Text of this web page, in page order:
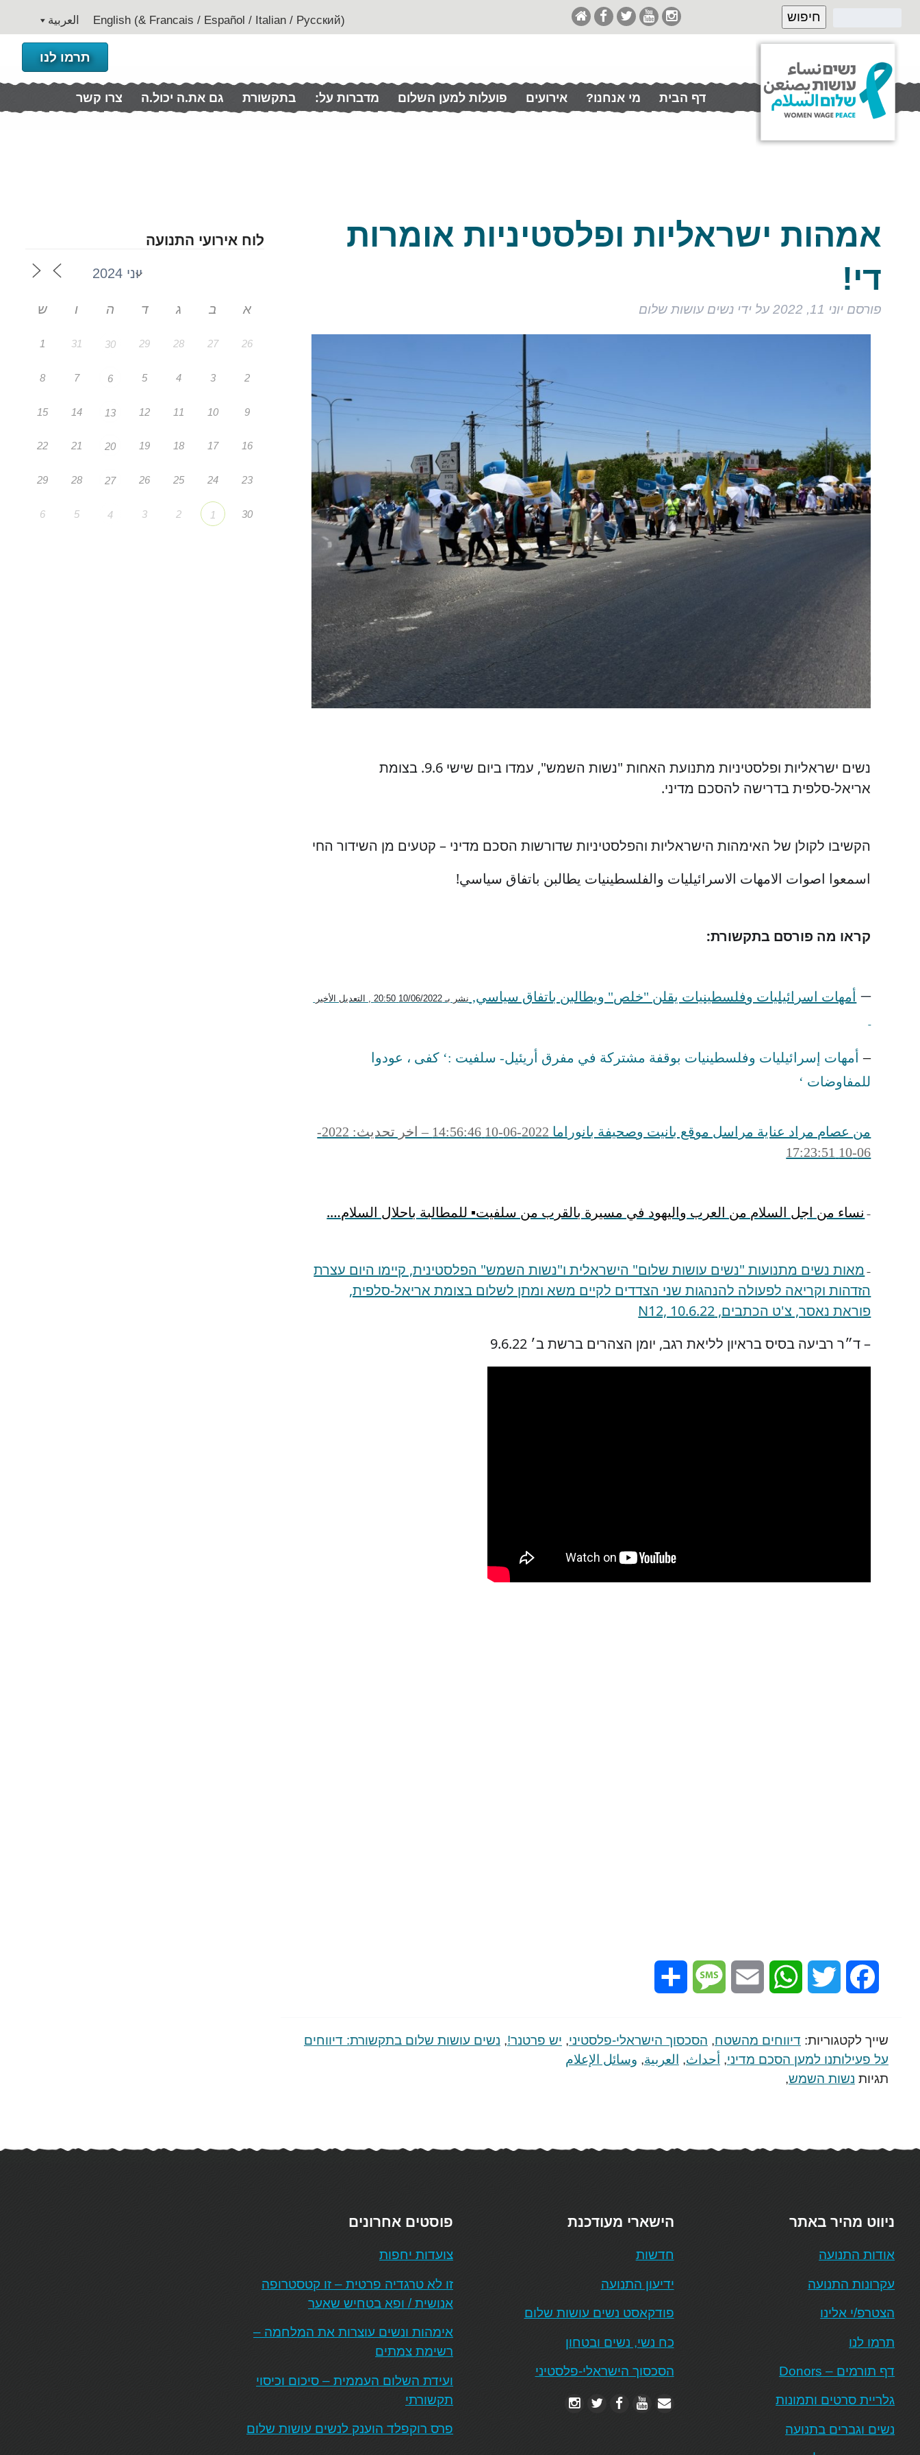
(English (& Francais / Español / Italian / Pусский العربية
תרמו לנו
דף הבית מי אנחנו? אירועים פועלות למען השלום מדברות על: בתקשורת גם את.ה יכול.ה צרו קשר
אמהות ישראליות ופלסטיניות אומרות
די!
פורסם יוני 11, 2022 על ידי נשים עושות שלום
נשים ישראליות ופלסטיניות מתנועת האחות "נשות השמש", עמדו ביום שישי 9.6. בצומת
אריאל-סלפית בדרישה להסכם מדיני.
הקשיבו לקולן של האימהות הישראליות והפלסטיניות שדורשות הסכם מדיני – קטעים מן השידור החי
اسمعوا اصوات الامهات الاسرائيليات والفلسطينيات يطالبن باتفاق سياسي!
קראו מה פורסם בתקשורת:
– أمهات اسرائيليات وفلسطينيات يقلن "خلص" ويطالبن باتفاق سياسي, نشر بـ 10/06/2022 20:50 , التعديل الأخير
– أمهات إسرائيليات وفلسطينيات بوقفة مشتركة في مفرق أريئيل- سلفيت :‘ كفى ، عودوا
للمفاوضات ‘
من عصام مراد عناية مراسل موقع بانيت وصحيفة بانوراما
2022-06-10 14:56:46 – اخر تحديث: 2022-
06-10 17:23:51
– نساء من اجل السلام من العرب واليهود في مسيرة بالقرب من سلفيت▪︎ للمطالبة باحلال السلام….
– מאות נשים מתנועות "נשים עושות שלום" הישראלית ו"נשות השמש" הפלסטינית, קיימו היום עצרת
הזדהות וקריאה לפעולה להנהגות שני הצדדים לקיים משא ומתן לשלום בצומת אריאל-סלפית,
פוראת נאסר, צ'ט הכתבים, N12, 10.6.22
– ד״ר רביעה בסיס בראיון לליאת רגב, יומן הצהרים ברשת ב׳ 9.6.22
Facebook
Twitter
WhatsApp
Email
Message
שייך לקטגוריות: דיווחים מהשטח, הסכסוך הישראלי-פלסטיני, יש פרטנר!, נשים עושות שלום בתקשורת: דיווחים
על פעילותנו למען הסכם מדיני, أحداث, العربية, وسائل اﻹعلام
תגיות נשות השמש,
לוח אירועי התנועה
א ב ג ד ה ו ש
26
27
28
29
30
31
1
2
3
4
5
6
7
8
9
10
11
12
13
14
15
16
17
18
19
20
21
22
23
24
25
26
27
28
29
30
1
2
3
4
5
6
ניווט מהיר באתר
אודות התנועה
עקרונות התנועה
הצטרפ/י אלינו
תרמו לנו
דף תורמים – Donors
גלריית סרטים ותמונות
נשים וגברים בתנועה
הישארי מעודכנת
חדשות
ידיעון התנועה
פודקאסט נשים עושות שלום
כח נשי, נשים ובטחון
הסכסוך הישראלי-פלסטיני
פוסטים אחרונים
צועדות יחפות
זו לא טרגדיה פרטית – זו קטסטרופה
אנושית / ופא בטחיש שאער
אימהות ונשים עוצרות את המלחמה –
רשימת צמתים
ועידת השלום העממית – סיכום וכיסוי
תקשורתי
פרס רוקפלד הוענק לנשים עושות שלום